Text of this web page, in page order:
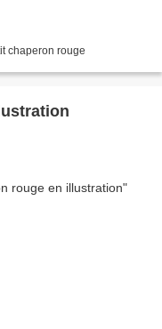
chaperon rouge